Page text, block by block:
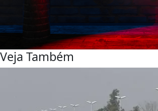
Veja Também